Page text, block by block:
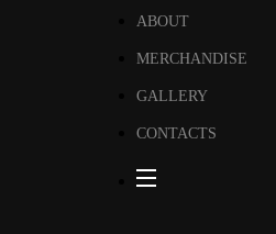
ABOUT
MERCHANDISE
GALLERY
CONTACTS